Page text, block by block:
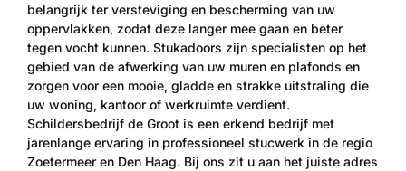
belangrijk ter versteviging en bescherming van uw
oppervlakken, zodat deze langer mee gaan en beter
tegen vocht kunnen. Stukadoors zijn specialisten op het
gebied van de afwerking van uw muren en plafonds en
zorgen voor een mooie, gladde en strakke uitstraling die
uw woning, kantoor of werkruimte verdient.
Schildersbedrijf de Groot is een erkend bedrijf met
jarenlange ervaring in professioneel stucwerk in de regio
Zoetermeer en Den Haag. Bij ons zit u aan het juiste adres